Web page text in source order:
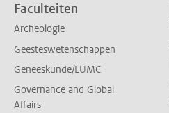
Faculteiten
Archeologie
Geesteswetenschappen
Geneeskunde/LUMC
Governance and Global
Affairs